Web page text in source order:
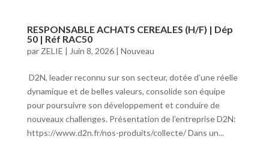
RESPONSABLE ACHATS CEREALES (H/F) | Dép
50 | Réf RAC50
par ZELIE | Juin 8, 2026| Nouveau
D2N, leader reconnu sur son secteur, dotée d’une réelle
dynamique et de belles valeurs, consolide son équipe
pour poursuivre son développement et conduire de
nouveaux challenges. Présentation de l’entreprise D2N:
https://www.d2n.fr/nos-produits/collecte/ Dans un...